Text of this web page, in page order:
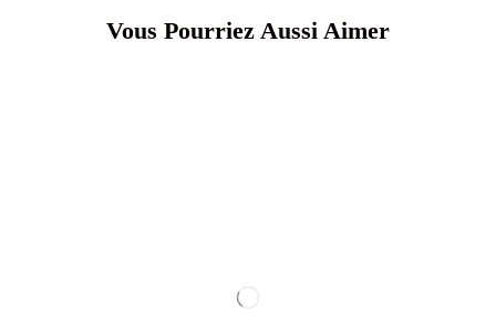
Vous Pourriez Aussi Aimer